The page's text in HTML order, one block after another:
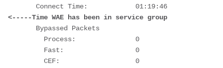
<-----Time WAE has been in service group